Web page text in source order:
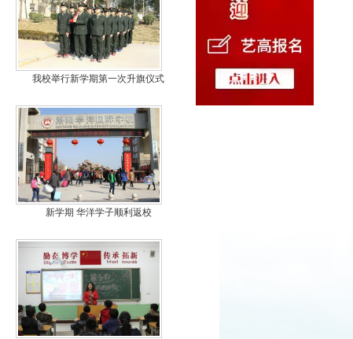
我校举行新学期第一次升旗仪式
新学期 华洋学子顺利返校